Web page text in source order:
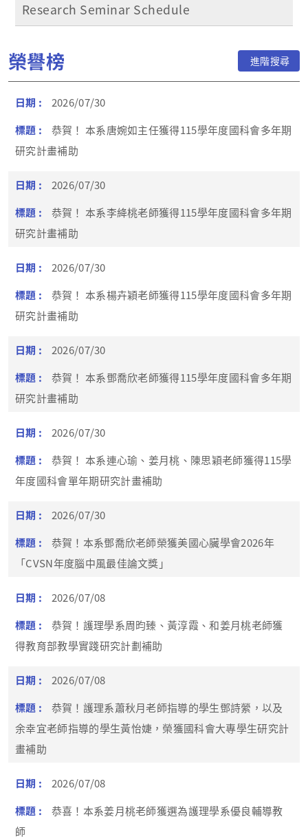
Research Seminar Schedule
榮譽榜 進階搜尋
2026/07/30
恭賀！ 本系唐婉如主任獲得115學年度國科會多年期
研究計畫補助
2026/07/30
恭賀！ 本系李絳桃老師獲得115學年度國科會多年期
研究計畫補助
2026/07/30
恭賀！ 本系楊卉穎老師獲得115學年度國科會多年期
研究計畫補助
2026/07/30
恭賀！ 本系鄧喬欣老師獲得115學年度國科會多年期
研究計畫補助
2026/07/30
恭賀！ 本系連心瑜、姜月桃、陳思穎老師獲得115學
年度國科會單年期研究計畫補助
2026/07/30
恭賀！本系鄧喬欣老師榮獲美國心臟學會2026年
「CVSN年度腦中風最佳論文獎」
2026/07/08
恭賀！護理學系周昀臻、黃淳霞、和姜月桃老師獲
得教育部教學實踐研究計劃補助
2026/07/08
恭賀！護理系蕭秋月老師指導的學生鄧詩縈，以及
余幸宜老師指導的學生黃怡婕，榮獲國科會大專學生研究計
畫補助
2026/07/08
恭喜！本系姜月桃老師獲選為護理學系優良輔導教
師